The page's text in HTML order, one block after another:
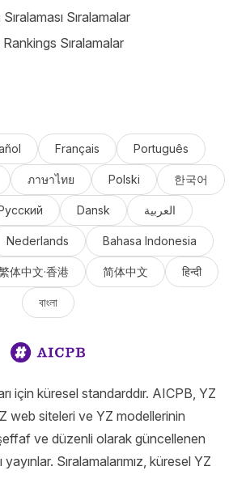
Sıralamalar
Sıralamalar
Français Português
ภาษาไทย Polski 한국어
Dansk العربية
Nederlands Bahasa Indonesia
体中文·香港 简体中文 हिन्दी
বাংলা
için küresel standarddır. AICPB, YZ
web siteleri ve YZ modellerinin
şeffaf ve düzenli olarak güncellenen
yayınlar. Sıralamalarımız, küresel YZ